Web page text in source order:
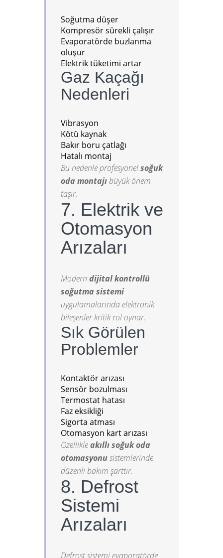
Soğutma düşer
Kompresör sürekli çalışır
Evaporatörde buzlanma
oluşur
Elektrik tüketimi artar
Gaz Kaçağı
Nedenleri
Vibrasyon
Kötü kaynak
Bakır boru çatlağı
Hatalı montaj
Bu nedenle profesyonelsoğuk
oda montajıbüyük önem
taşır.
7. Elektrik ve
Otomasyon
Arızaları
Modern dijital kontrollü
soğutma sistemi
uygulamalarında elektronik
bileşenler kritik rol oynar.
Sık Görülen
Problemler
Kontaktör arızası
Sensör bozulması
Termostat hatası
Faz eksikliği
Sigorta atması
Otomasyon kart arızası
Özellikleakıllı soğuk oda
otomasyonusistemlerinde
düzenli bakım şarttır.
8. Defrost
Sistemi
Arızaları
Defrost sistemi evaporatörde